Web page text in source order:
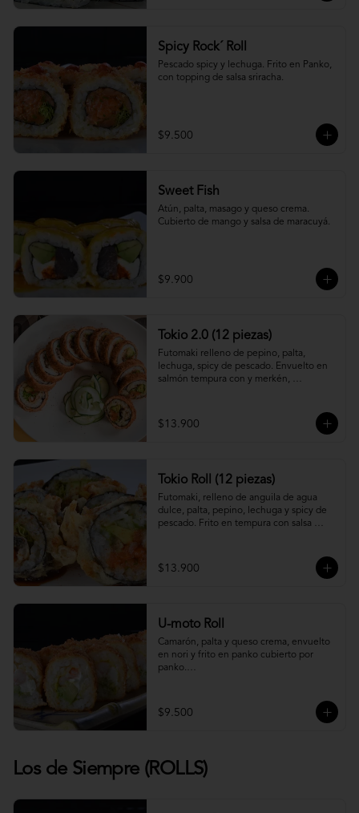
Spicy Rock´ Roll
Pescado spicy y lechuga. Frito en Panko,
con topping de salsa sriracha.
$9.500
Sweet Fish
Atún, palta, masago y queso crema.
Cubierto de mango y salsa de maracuyá.
$9.900
Tokio 2.0 (12 piezas)
Futomaki relleno de pepino, palta,
lechuga, spicy de pescado. Envuelto en
salmón tempura con y merkén,
$13.900
Tokio Roll (12 piezas)
Futomaki, relleno de anguila de agua
dulce, palta, pepino, lechuga y spicy de
pescado. Frito en tempura con salsa
$13.900
U-moto Roll
Camarón, palta y queso crema, envuelto
en nori y frito en panko cubierto por
panko.
$9.500
Los de Siempre (ROLLS)